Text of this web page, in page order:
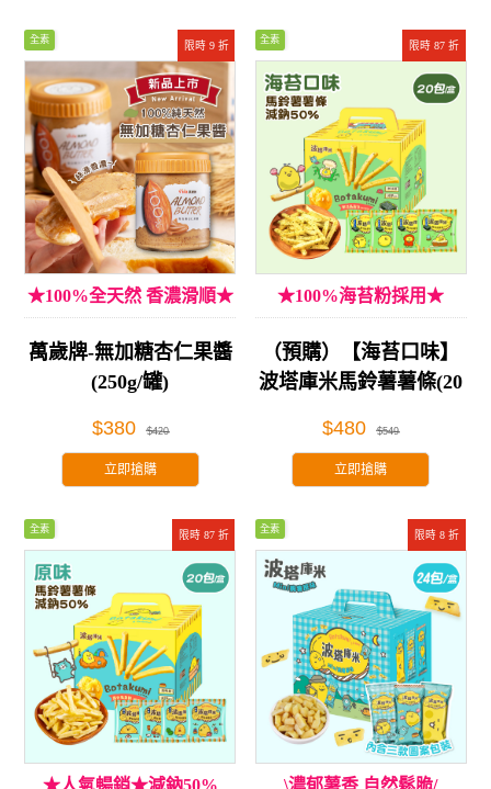
限時 9 折
全素
★100%全天然 香濃滑順★
萬歲牌-無加糖杏仁果醬
(250g/罐)
$380 $420
立即搶購
限時 87 折
全素
★100%海苔粉採用★
（預購）【海苔口味】
波塔庫米馬鈴薯薯條(20
$480 $549
立即搶購
限時 87 折
全素
★人氣暢銷★減鈉50%
限時 8 折
全素
\濃郁薯香 自然鬆脆/